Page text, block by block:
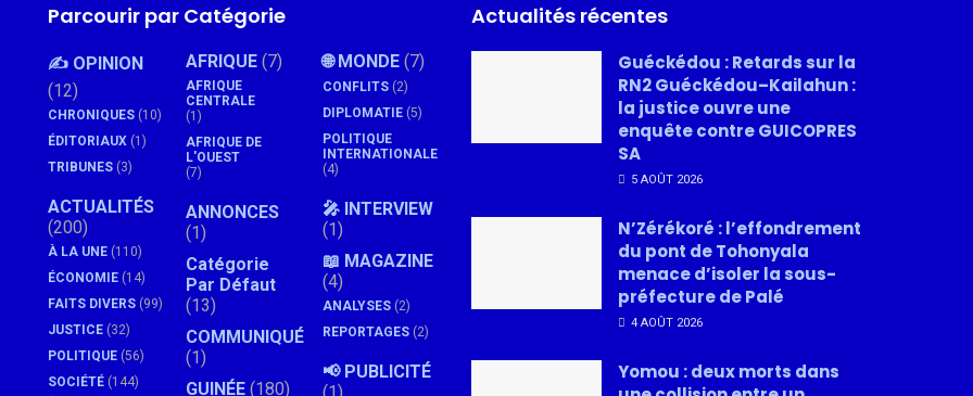
Parcourir par Catégorie
✍️ OPINION
(12)
CHRONIQUES (10)
ÉDITORIAUX (1)
TRIBUNES (3)
ACTUALITÉS
(200)
À LA UNE (110)
ÉCONOMIE (14)
FAITS DIVERS (99)
JUSTICE (32)
POLITIQUE (56)
SOCIÉTÉ (144)
AFRIQUE(7)
AFRIQUE
CENTRALE
(1)
AFRIQUE DE
L'OUEST
(7)
ANNONCES
(1)
Catégorie
Par Défaut
(13)
COMMUNIQUÉ
(1)
GUINÉE(180)
🌐 MONDE (7)
CONFLITS (2)
DIPLOMATIE (5)
POLITIQUE
INTERNATIONALE
(4)
🎤 INTERVIEW
(1)
📖 MAGAZINE
(4)
ANALYSES (2)
REPORTAGES (2)
📢 PUBLICITÉ
(1)
Actualités récentes
Guéckédou : Retards sur la
RN2 Guéckédou–Kailahun :
la justice ouvre une
enquête contre GUICOPRES
SA
5 AOÛT 2026
N’Zérékoré : l’effondrement
du pont de Tohonyala
menace d’isoler la sous-
préfecture de Palé
4 AOÛT 2026
Yomou : deux morts dans